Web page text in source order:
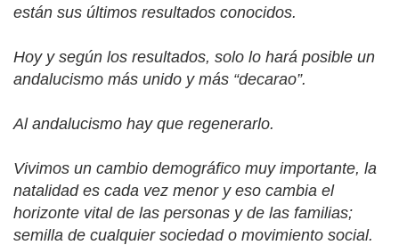
están sus últimos resultados conocidos.
Hoy y según los resultados, solo lo hará posible un
andalucismo más unido y más “decarao”.
Al andalucismo hay que regenerarlo.
Vivimos un cambio demográfico muy importante, la
natalidad es cada vez menor y eso cambia el
horizonte vital de las personas y de las familias;
semilla de cualquier sociedad o movimiento social.